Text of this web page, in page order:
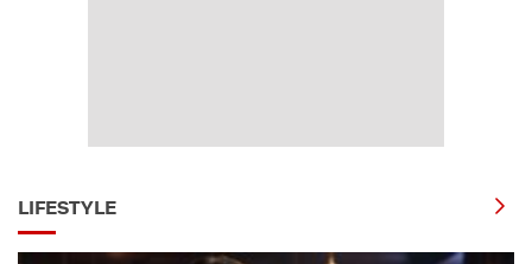
LIFESTYLE